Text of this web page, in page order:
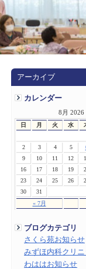
アーカイブ
カレンダー
8月 2026
日 月 火 水
« 7月
2
3 4 5
9
10 11 12
16
17 18 19
23
24 25 26
30
31
ブログカテゴリ
さくら苑お知らせ
みずほ内科クリ
わははお知らせ